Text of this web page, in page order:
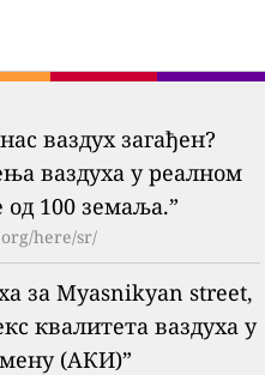
ваздух загађен?
ваздуха у реалном
100 земаља.”
here/sr/
за Myasnikyan street,
квалитета ваздуха у
(АКИ)”